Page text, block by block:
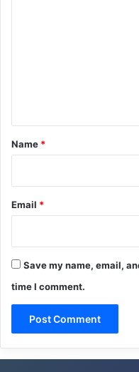
*
Name *
Email *
Save my name, email,
time I comment.